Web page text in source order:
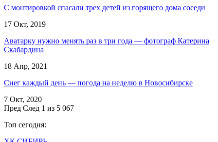
С монтировкой спасали трех детей из горящего дома соседи
17 Окт, 2019
Аватарку нужно менять раз в три года — фотограф Катерина
Скабардина
18 Апр, 2021
Снег каждый день — погода на неделю в Новосибирске
7 Окт, 2020
Пред След 1 из 5 067
Топ сегодня: